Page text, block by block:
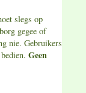
slegs op
gegee of
nie. Gebruikers
Geen